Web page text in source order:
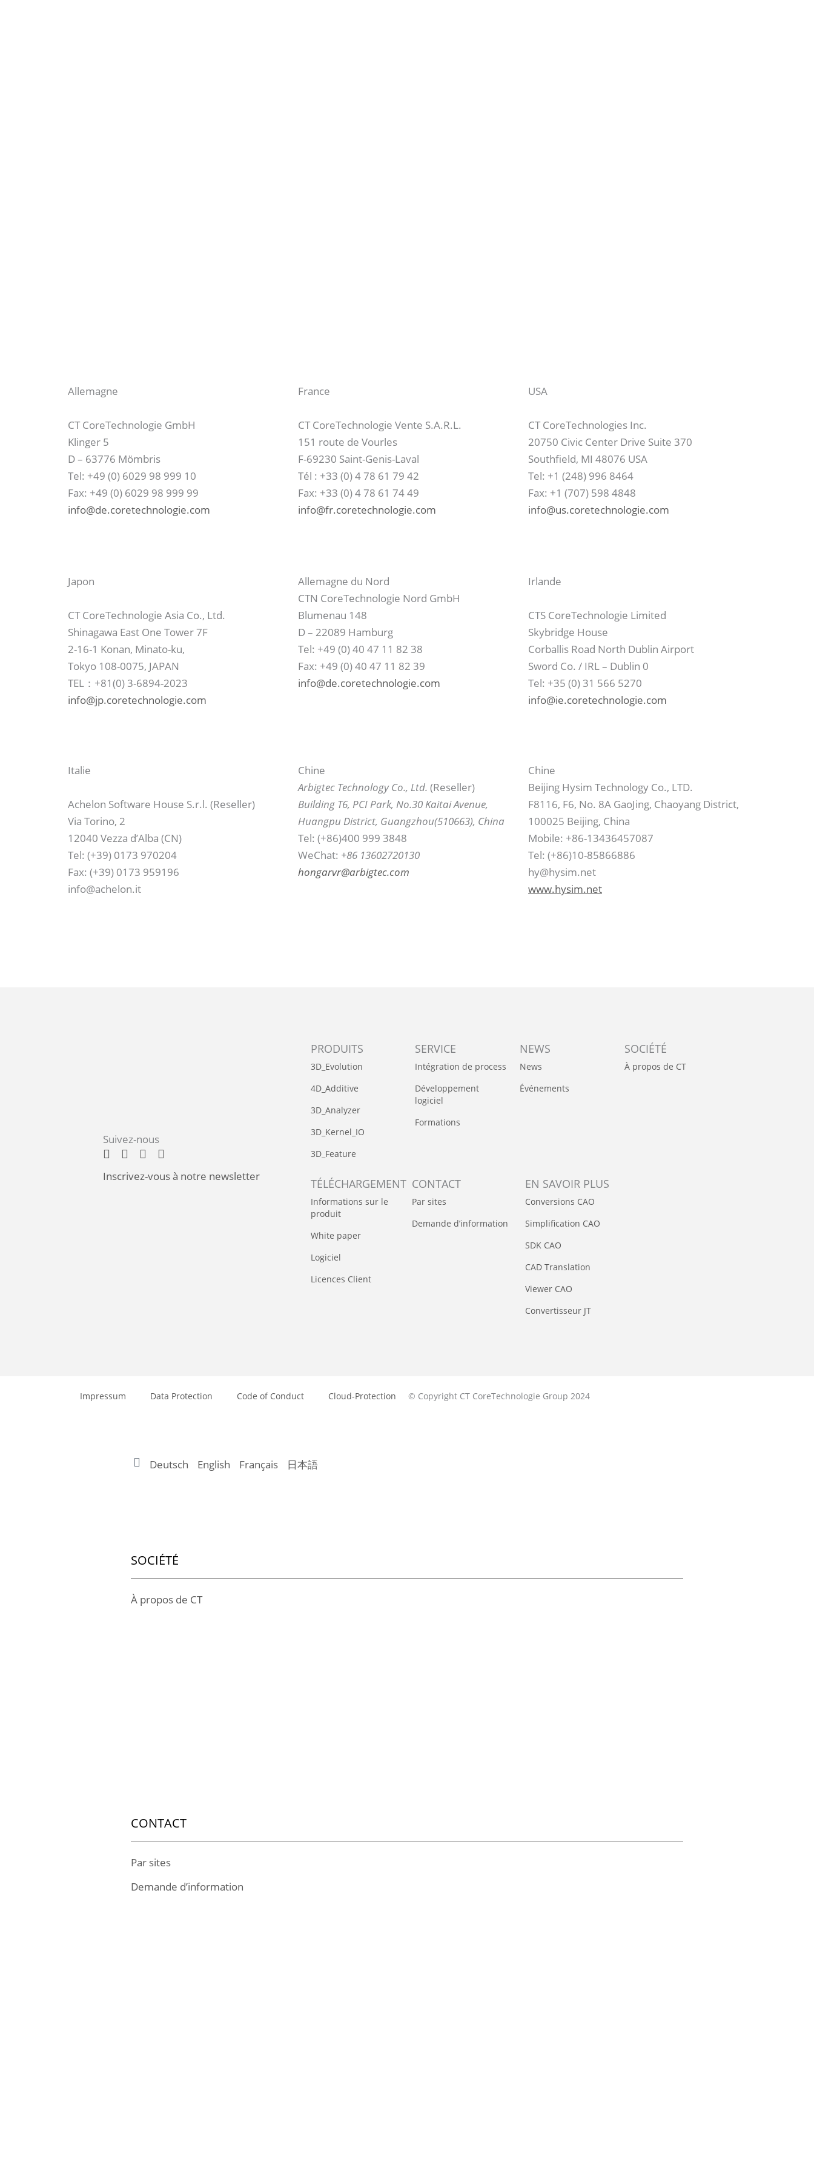
Allemagne
CT CoreTechnologie GmbH
Klinger 5
D – 63776 Mömbris
Tel: +49 (0) 6029 98 999 10
Fax: +49 (0) 6029 98 999 99
info@de.coretechnologie.com
France
CT CoreTechnologie Vente S.A.R.L.
151 route de Vourles
F-69230 Saint-Genis-Laval
Tél : +33 (0) 4 78 61 79 42
Fax: +33 (0) 4 78 61 74 49
info@fr.coretechnologie.com
USA
CT CoreTechnologies Inc.
20750 Civic Center Drive Suite 370
Southfield, MI 48076 USA
Tel: +1 (248) 996 8464
Fax: +1 (707) 598 4848
info@us.coretechnologie.com
Japon
CT CoreTechnologie Asia Co., Ltd.
Shinagawa East One Tower 7F
2-16-1 Konan, Minato-ku,
Tokyo 108-0075, JAPAN
TEL：+81(0) 3-6894-2023
info@jp.coretechnologie.com
Allemagne du Nord
CTN CoreTechnologie Nord GmbH
Blumenau 148
D – 22089 Hamburg
Tel: +49 (0) 40 47 11 82 38
Fax: +49 (0) 40 47 11 82 39
info@de.coretechnologie.com
Irlande
CTS CoreTechnologie Limited
Skybridge House
Corballis Road North Dublin Airport
Sword Co. / IRL – Dublin 0
Tel: +35 (0) 31 566 5270
info@ie.coretechnologie.com
Italie
Achelon Software House S.r.l. (Reseller)
Via Torino, 2
12040 Vezza d’Alba (CN)
Tel: (+39) 0173 970204
Fax: (+39) 0173 959196
info@achelon.it
Chine
Arbigtec Technology Co., Ltd. (Reseller)
Building T6, PCI Park, No.30 Kaitai Avenue,
Huangpu District, Guangzhou(510663), China
Tel: (+86)400 999 3848
WeChat: +86 13602720130
hongarvr@arbigtec.com
Chine
Beijing Hysim Technology Co., LTD.
F8116, F6, No. 8A GaoJing, Chaoyang District,
100025 Beijing, China
Mobile: +86-13436457087
Tel: (+86)10-85866886
hy@hysim.net
www.hysim.net
Suivez-nous
Inscrivez-vous à notre newsletter
PRODUITS
3D_Evolution
4D_Additive
3D_Analyzer
3D_Kernel_IO
3D_Feature
SERVICE
Intégration de process
Développement
logiciel
Formations
NEWS
News
Événements
SOCIÉTÉ
À propos de CT
TÉLÉCHARGEMENT
Informations sur le
produit
White paper
Logiciel
Licences Client
CONTACT
Par sites
Demande d’information
EN SAVOIR PLUS
Conversions CAO
Simplification CAO
SDK CAO
CAD Translation
Viewer CAO
Convertisseur JT
Impressum Data Protection Code of Conduct Cloud-Protection © Copyright CT CoreTechnologie Group 2024
Deutsch English Français 日本語
SOCIÉTÉ
À propos de CT
CONTACT
Par sites
Demande d’information